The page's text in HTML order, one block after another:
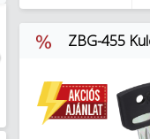
ZBG-455